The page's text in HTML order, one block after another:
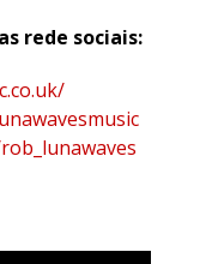
rede sociais: